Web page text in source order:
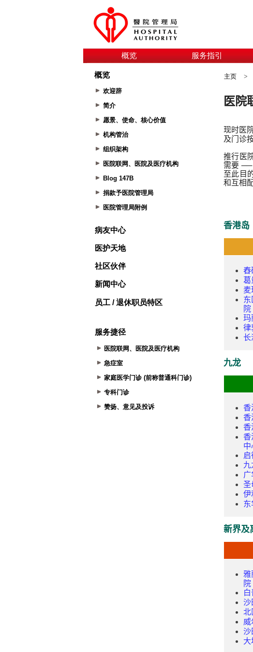
概览 服务指引
概览
欢迎辞
简介
愿景、使命、核心价值
机构管治
组织架构
医院联网、医院及医疗机构
Blog 147B
捐款予医院管理局
医院管理局附例
病友中心
医护天地
社区伙伴
新闻中心
员工 / 退休职员特区
服务捷径
医院联网、医院及医疗机构
急症室
家庭医学门诊 (前称普通科门诊)
专科门诊
赞扬、意见及投诉
主页 >